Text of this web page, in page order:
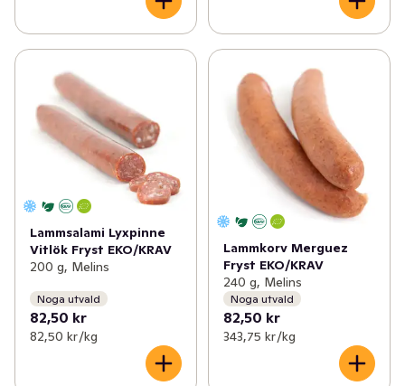
Lammsalami Lyxpinne
Vitlök Fryst EKO/KRAV
200 g, Melins
Noga utvald
82,50 kr
82,50 kr /kg
Lammkorv Merguez
Fryst EKO/KRAV
240 g, Melins
Noga utvald
82,50 kr
343,75 kr /kg